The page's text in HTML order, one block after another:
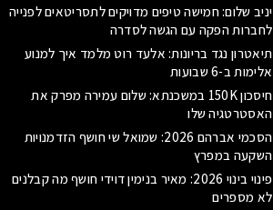
יניב שלום: חמישה טיפים מדויקים לתסריטאים לפנייה
לחברות הפקה עם הגשה לסדרה
תיאטרון נגד בריונות: אלעד רוט מלמד איך למנוע
אלימות ב-6 שבועות
חיסכון 150K במשכנתא: שלום עמירה מפרק את
האסטרטגיה שלו
הסכמי אברהם 2026: שמואל שי חושף הזדמנויות
השקעה במפרץ
פינוי בינוי 2026: מאיר בנימין דוידי חושף מה קבלנים
לא מספרים